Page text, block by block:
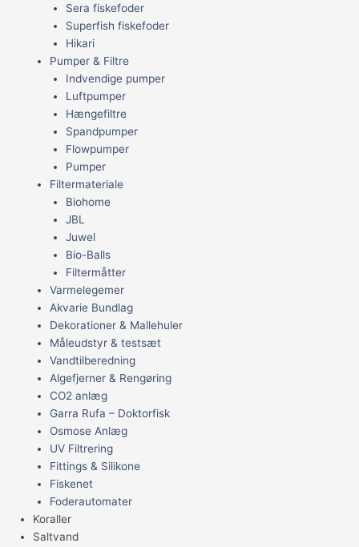
Sera fiskefoder
Superfish fiskefoder
Hikari
Pumper & Filtre
Indvendige pumper
Luftpumper
Hængefiltre
Spandpumper
Flowpumper
Pumper
Filtermateriale
Biohome
JBL
Juwel
Bio-Balls
Filtermåtter
Varmelegemer
Akvarie Bundlag
Dekorationer & Mallehuler
Måleudstyr & testsæt
Vandtilberedning
Algefjerner & Rengøring
CO2 anlæg
Garra Rufa – Doktorfisk
Osmose Anlæg
UV Filtrering
Fittings & Silikone
Fiskenet
Foderautomater
Koraller
Saltvand